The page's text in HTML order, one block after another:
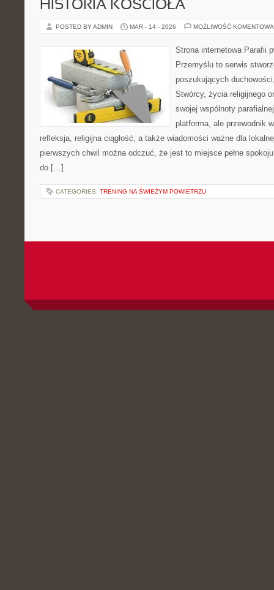
HISTORIA KOŚCIOŁA
POSTED BY ADMIN MAR - 14 - 2026 MOŻLIWOŚĆ
Strona internetowa Parafii
Przemyślu to serwis
poszukujących
Stwórcy, życia religijnego
swojej wspólnoty
platforma, ale przewodnik
refleksja, religijna ciągłość, a także wiadomości ważne dla
pierwszych chwil można odczuć, że jest to miejsce pełne
do […]
CATEGORIES: TRENING NA ŚWIEŻYM POWIETRZU